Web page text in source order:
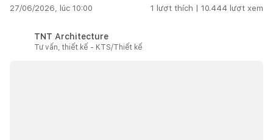
27/06/2026, lúc 10:00 1 lượt thích | 10.444 lượt xem
TNT Architecture
Tư vấn, thiết kế - KTS/Thiết kế